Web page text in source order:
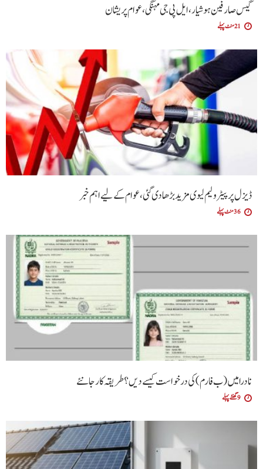
گیس صارفین ہوشیار، ایل پی جی مہنگی، عوام پریشان
21 منٹ پہلے
ڈیزل پر پیٹرولیم لیوی مزید بڑھا دی گئی،عوام کے لیے اہم خبر
36 منٹ پہلے
نادرا میں (ب فارم ) کی درخواست کیسے دیں ؟طریقہ کار جانئے
9 گھنٹے پہلے